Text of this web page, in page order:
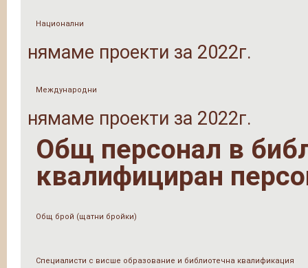
Национални
нямаме проекти за 2022г.
Международни
нямаме проекти за 2022г.
Общ персонал в
квалифициран
Общ брой (щатни бройки)
Специалисти с висше образование и библиотечна квалификация